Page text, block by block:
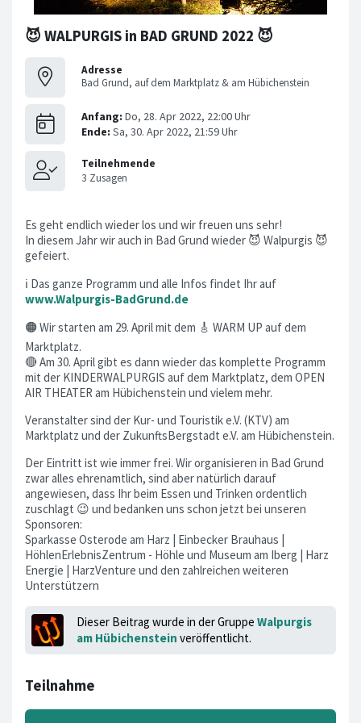
😈 WALPURGIS in BAD GRUND 2022 😈
Adresse
Bad Grund, auf dem Marktplatz & am Hübichenstein
Es geht endlich wieder los und wir freuen uns sehr!
In diesem Jahr wir auch in Bad Grund wieder 😈 Walpurgis 😈
gefeiert.
ℹ Das ganze Programm und alle Infos findet Ihr auf
www.Walpurgis-BadGrund.de
🟠 Wir starten am 29. April mit dem 🎸 WARM UP auf dem
Marktplatz.
🔴 Am 30. April gibt es dann wieder das komplette Programm
mit der KINDERWALPURGIS auf dem Marktplatz, dem OPEN
AIR THEATER am Hübichenstein und vielem mehr.
Veranstalter sind der Kur- und Touristik e.V. (KTV) am
Marktplatz und der ZukunftsBergstadt e.V. am Hübichenstein.
Der Eintritt ist wie immer frei. Wir organisieren in Bad Grund
zwar alles ehrenamtlich, sind aber natürlich darauf
angewiesen, dass Ihr beim Essen und Trinken ordentlich
zuschlagt 😉 und bedanken uns schon jetzt bei unseren
Sponsoren:
Sparkasse Osterode am Harz | Einbecker Brauhaus |
HöhlenErlebnisZentrum - Höhle und Museum am Iberg | Harz
Energie | HarzVenture und den zahlreichen weiteren
Unterstützern
Dieser Beitrag wurde in der Gruppe Walpurgis
am Hübichenstein veröffentlicht.